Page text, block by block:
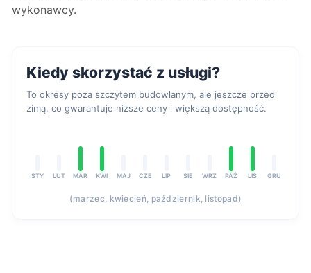
wykonawcy.
Kiedy skorzystać z usługi?
To okresy poza szczytem budowlanym, ale jeszcze przed
zimą, co gwarantuje niższe ceny i większą dostępność.
STY LUT MAR KWI MAJ CZE LIP SIE WRZ PAŹ LIS GRU
(marzec, kwiecień, październik, listopad)